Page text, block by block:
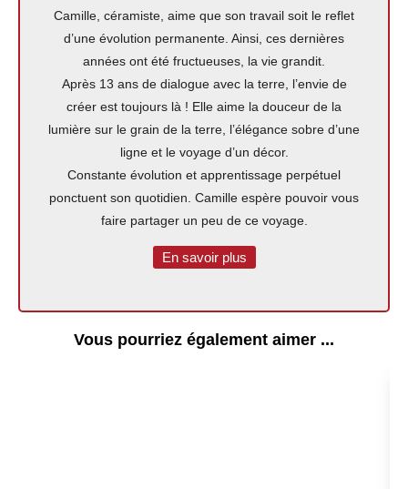
Camille, céramiste, aime que son travail soit le reflet
d’une évolution permanente. Ainsi, ces dernières
années ont été fructueuses, la vie grandit.
Après 13 ans de dialogue avec la terre, l’envie de
créer est toujours là ! Elle aime la douceur de la
lumière sur le grain de la terre, l’élégance sobre d’une
ligne et le voyage d’un décor.
Constante évolution et apprentissage perpétuel
ponctuent son quotidien. Camille espère pouvoir vous
faire partager un peu de ce voyage.
En savoir plus
Vous pourriez également aimer ...